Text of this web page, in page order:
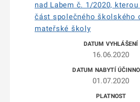
nad Labem č. 1/2020,
část společného školského
mateřské školy
16.06.2020
01.07.2020